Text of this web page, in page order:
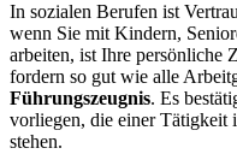
In sozialen Berufen ist
wenn Sie mit Kindern,
arbeiten, ist Ihre persönliche
fordern so gut wie alle
Führungszeugnis. Es
vorliegen, die einer Tätigkeit
stehen.